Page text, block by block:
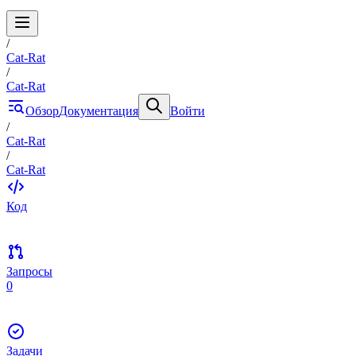
/
Cat-Rat
/
Cat-Rat
ОбзорДокументация
Войти
/
Cat-Rat
/
Cat-Rat
Код
Запросы
0
Задачи